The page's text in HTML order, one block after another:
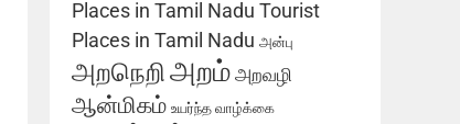
Places in Tamil Nadu Tourist
Places in Tamil Nadu அன்பு
அறநெறிஅறம் அறவழி
ஆன்மிகம் உயர்ந்த வாழ்க்கை